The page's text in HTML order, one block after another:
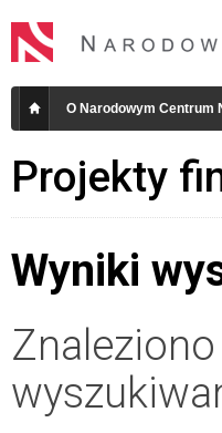
O Narodowym Centrum
Projekty
Wyniki